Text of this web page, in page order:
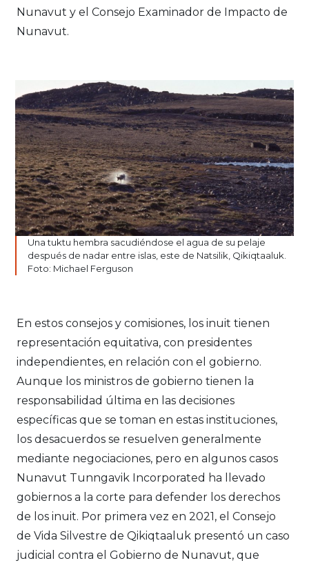
Nunavut y el Consejo Examinador de Impacto de
Nunavut.
Una tuktu hembra sacudiéndose el agua de su pelaje
después de nadar entre islas, este de Natsilik, Qikiqtaaluk.
Foto: Michael Ferguson
En estos consejos y comisiones, los inuit tienen
representación equitativa, con presidentes
independientes, en relación con el gobierno.
Aunque los ministros de gobierno tienen la
responsabilidad última en las decisiones
específicas que se toman en estas instituciones,
los desacuerdos se resuelven generalmente
mediante negociaciones, pero en algunos casos
Nunavut Tunngavik Incorporated ha llevado
gobiernos a la corte para defender los derechos
de los inuit. Por primera vez en 2021, el Consejo
de Vida Silvestre de Qikiqtaaluk presentó un caso
judicial contra el Gobierno de Nunavut, que